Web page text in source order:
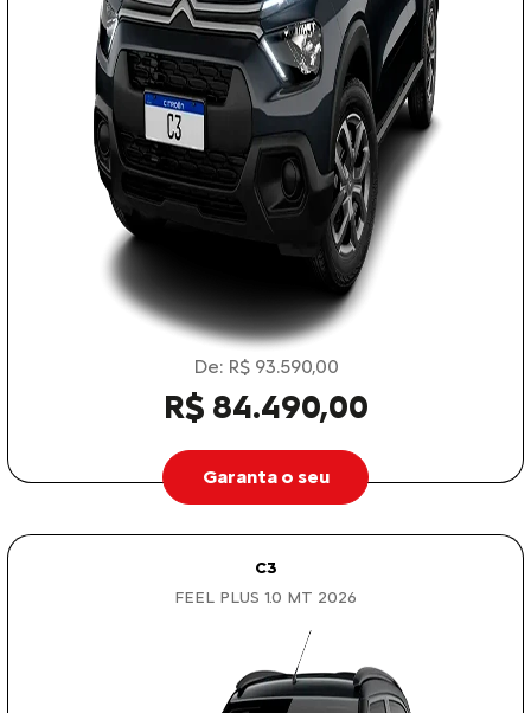
De: R$ 93.590,00
R$ 84.490,00
Garanta o seu
C3
FEEL PLUS 1.0 MT 2026